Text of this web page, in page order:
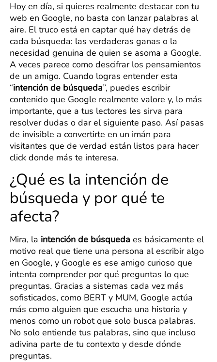
Hoy en día, si quieres realmente destacar con tu
web en Google, no basta con lanzar palabras al
aire. El truco está en captar qué hay detrás de
cada búsqueda: las verdaderas ganas o la
necesidad genuina de quien se asoma a Google.
A veces parece como descifrar los pensamientos
de un amigo. Cuando logras entender esta
“intención de búsqueda”, puedes escribir
contenido que Google realmente valore y, lo más
importante, que a tus lectores les sirva para
resolver dudas o dar el siguiente paso. Así pasas
de invisible a convertirte en un imán para
visitantes que de verdad están listos para hacer
click donde más te interesa.
¿Qué es la intención de
búsqueda y por qué te
afecta?
Mira, la intención de búsqueda es básicamente el
motivo real que tiene una persona al escribir algo
en Google, y Google es ese amigo curioso que
intenta comprender por qué preguntas lo que
preguntas. Gracias a sistemas cada vez más
sofisticados, como BERT y MUM, Google actúa
más como alguien que escucha una historia y
menos como un robot que solo busca palabras.
No solo entiende tus palabras, sino que incluso
adivina parte de tu contexto y desde dónde
preguntas.